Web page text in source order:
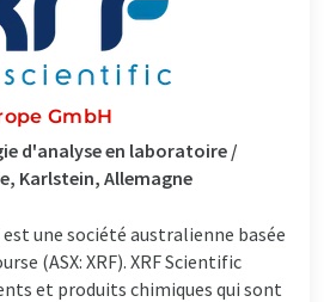
GmbH
d'analyse en laboratoire /
Karlstein, Allemagne
une société australienne basée
(ASX: XRF). XRF Scientific
et produits chimiques qui sont